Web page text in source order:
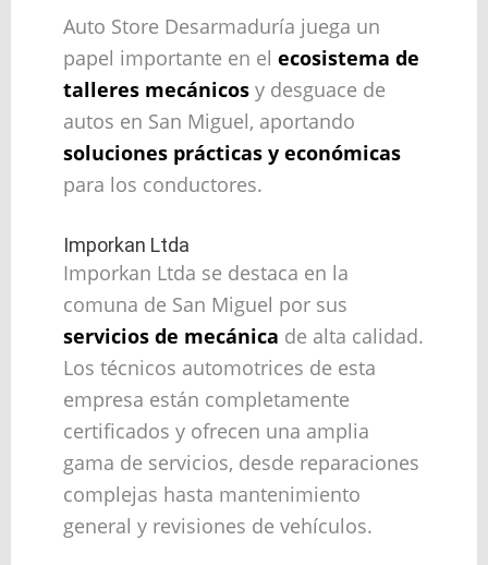
Auto Store Desarmaduría juega un
papel importante en el ecosistema de
talleres mecánicosy desguace de
autos en San Miguel, aportando
soluciones prácticas y económicas
para los conductores.
Imporkan Ltda
Imporkan Ltda se destaca en la
comuna de San Miguel por sus
servicios de mecánica de alta calidad.
Los técnicos automotrices de esta
empresa están completamente
certificados y ofrecen una amplia
gama de servicios, desde reparaciones
complejas hasta mantenimiento
general y revisiones de vehículos.